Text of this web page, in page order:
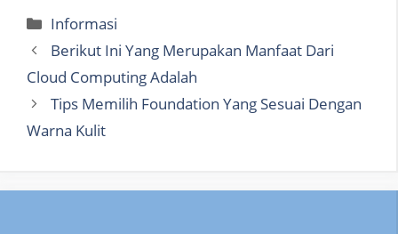
Categories
Informasi
Berikut Ini Yang Merupakan Manfaat Dari
Cloud Computing Adalah
Tips Memilih Foundation Yang Sesuai Dengan
Warna Kulit